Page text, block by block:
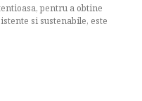
pentru a obtine
si sustenabile, este